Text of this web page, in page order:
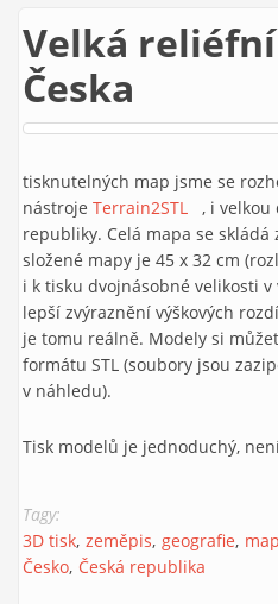
Velká
Česka
tisknutelných map jsme se
nástroje Terrain2STL (link is
, i velkou
republiky. Celá mapa se
složené mapy je 45 x 32 cm
i k tisku dvojnásobné velikosti
lepší zvýraznění výškových
je tomu reálně. Modely si
formátu STL (soubory jsou
v náhledu).
Tisk modelů je jednoduchý,
Tagy:
3D tisk zeměpis geografie
Česko Česká republika